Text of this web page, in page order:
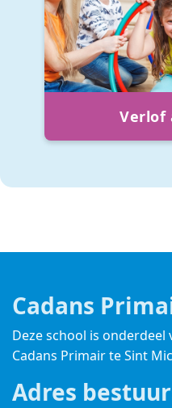
Verlof
Cadans
Deze school is onderdeel
Cadans Primairte Sint
Adres